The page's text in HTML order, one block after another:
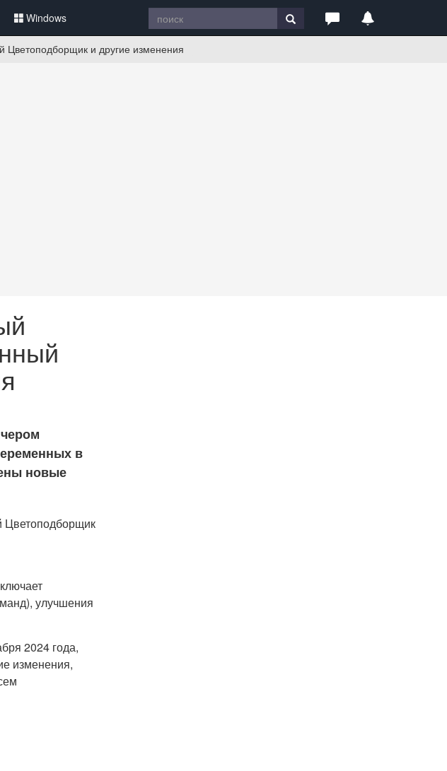
Windows
Цветоподборщик и другие изменения
в
новые
улучшения
2024 года,
изменения,